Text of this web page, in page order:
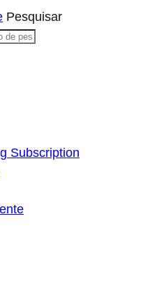
Pesquisar
Subscription